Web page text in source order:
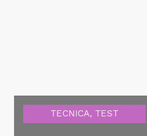
TECNICA, TEST